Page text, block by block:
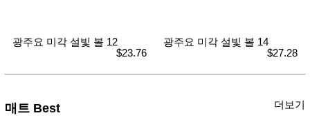
광주요 미각 설빛 볼 12
$23.76
광주요 미각 설빛 볼 14
$27.28
매트 Best 더보기